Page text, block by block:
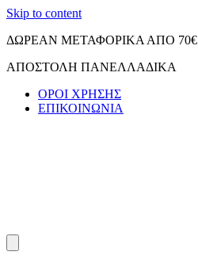
Skip to content
ΔΩΡΕΑΝ ΜΕΤΑΦΟΡΙΚΑ ΑΠΟ 70€
ΑΠΟΣΤΟΛΗ ΠΑΝΕΛΛΑΔΙΚΑ
ΟΡΟΙ ΧΡΗΣΗΣ
ΕΠΙΚΟΙΝΩΝΙΑ